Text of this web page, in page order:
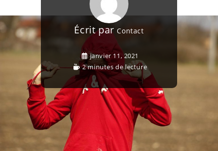
Écrit parContact
janvier 11, 2021
2 minutes de lecture